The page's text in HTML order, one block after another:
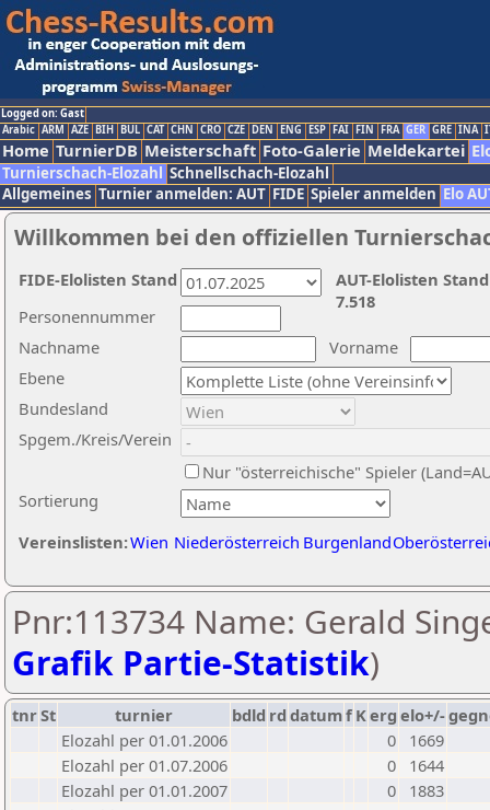
Logged on: Gast
Arabic ARM AZE BIH BUL CAT CHN CRO CZE DEN ENG ESP FAI FIN FRA GER GRE INA
Home TurnierDB Meisterschaft Foto-Galerie Meldekartei
Turnierschach-Elozahl Schnellschach-Elozahl
Allgemeines Turnier anmelden: AUT FIDE Spieler anmelden Elo
Willkommen bei den offiziellen
Nachname
Vorname
Ebene
Sortierung
Personennummer
Bundesland
Spgem./Kreis/Verein
Nur "österreichische" Spieler
Vereinslisten:Wien Niederösterreich Burgenland
AUT-Elolisten
7.518
FIDE-Elolisten Stand
Pnr:113734 Name: Gerald
Grafik Partie-Statistik)
tnrSt turnier bdld rd datumf Kerg elo+/-
Elozahl per 01.01.2006
0
1669
Elozahl per 01.07.2006
0
1644
Elozahl per 01.01.2007
0
1883